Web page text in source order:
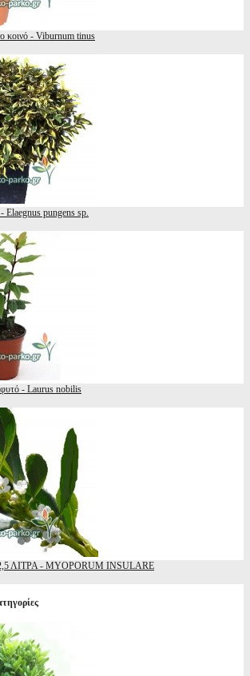
κοινό - Viburnum tinus
Elaegnus pungens sp.
- Laurus nobilis
ΛΙΤΡΑ - MYOPORUM INSULARE